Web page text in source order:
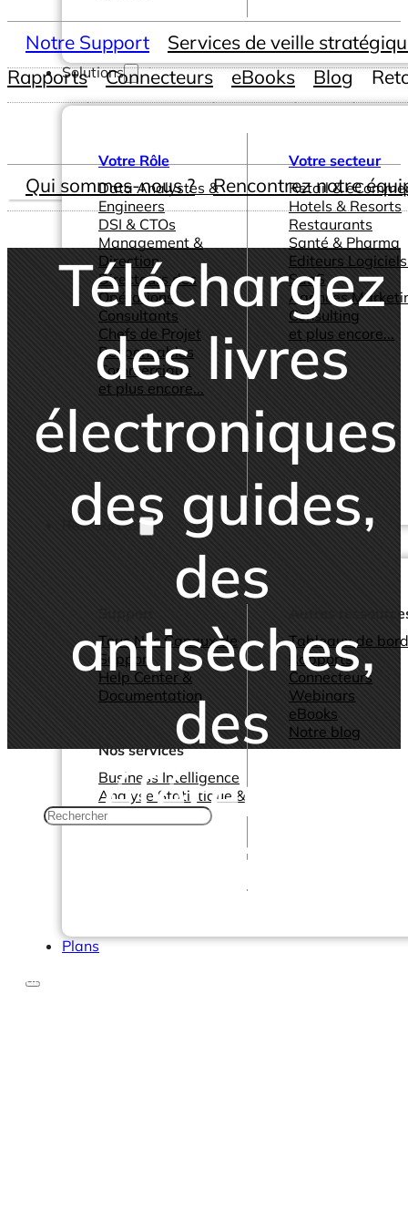
Solutions
Votre Rôle
Data Analystes &
Engineers
DSI & CTOs
Management &
Direction
Directeurs des
Opérations
Consultants
Chefs de Projet
Responsables
Commerciaux
et plus encore...
Votre secteur
Retail &
Hotels & Resorts
Restaurants
Santé & Pharma
Editeurs
SaaS
Agences
Consulting
et plus encore...
Ressources
Tous Nos Canaux de
Support
Help Center &
Documentation
Nos services
Business Intelligence
Analyse Statistique &
ML
Autres
Tableaux de
Rapports
Connecteurs
Webinars
eBooks
Notre blog
Plans
Notre Support
Services de veille
Rapports
Connecteurs eBooks Blog
Qui sommes-nous ? Rencontrez notre
Téléchargez
des livres
des guides,
des
antisèches,
des
références
sectorielles
un sujet donné pour élaborer des contenus utiles, concis